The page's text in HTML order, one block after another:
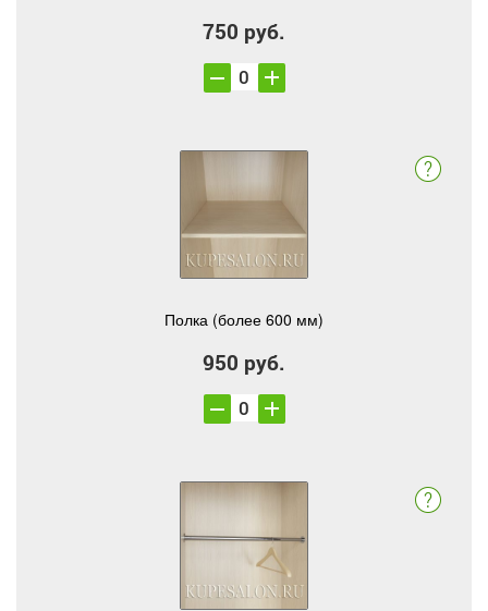
750 руб.
Полка (более 600 мм)
950 руб.